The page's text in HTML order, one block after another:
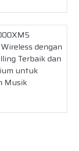
dengan
Terbaik dan
untuk
Musik